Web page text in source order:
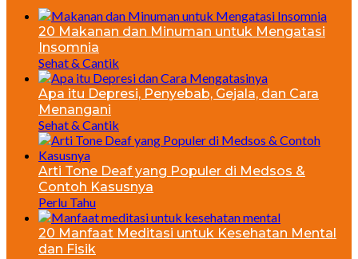
20 Makanan dan Minuman untuk Mengatasi
Insomnia
Sehat & Cantik
Apa itu Depresi, Penyebab, Gejala, dan Cara
Menangani
Sehat & Cantik
Arti Tone Deaf yang Populer di Medsos &
Contoh Kasusnya
Perlu Tahu
20 Manfaat Meditasi untuk Kesehatan Mental
dan Fisik